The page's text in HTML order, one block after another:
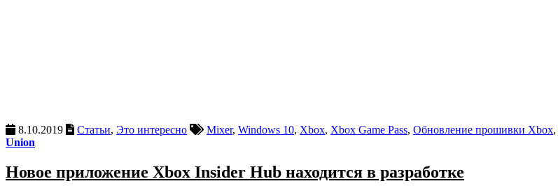
8.10.2019 Статьи, Это интересно Mixer, Windows 10, Xbox, Xbox Game Pass, Обновление прошивки Xbox,
Union
Новое приложение Xbox Insider Hub находится в разработке